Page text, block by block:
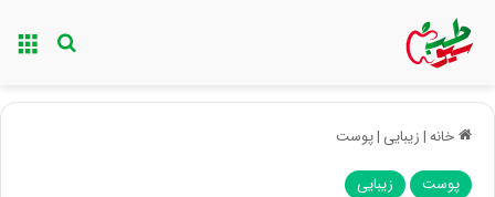
خانه|زیبایی |پوست
پوست زیبایی